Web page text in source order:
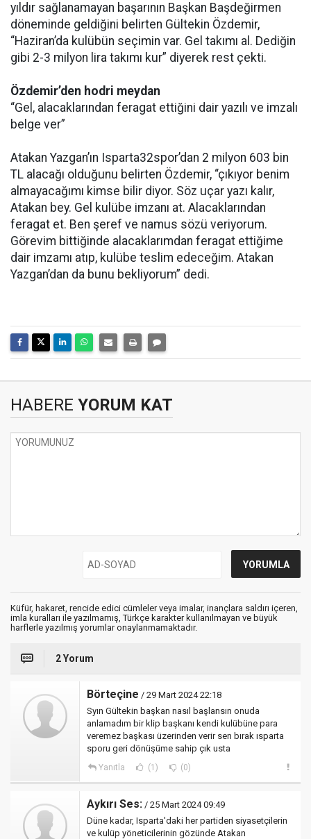
yıldır sağlanamayan başarının Başkan Başdeğirmen
döneminde geldiğini belirten Gültekin Özdemir,
“Haziran’da kulübün seçimin var. Gel takımı al. Dediğin
gibi 2-3 milyon lira takımı kur” diyerek rest çekti.
Özdemir’den hodri meydan
“Gel, alacaklarından feragat ettiğini dair yazılı ve imzalı
belge ver”
Atakan Yazgan’ın Isparta32spor’dan 2 milyon 603 bin
TL alacağı olduğunu belirten Özdemir, “çıkıyor benim
almayacağımı kimse bilir diyor. Söz uçar yazı kalır,
Atakan bey. Gel kulübe imzanı at. Alacaklarından
feragat et. Ben şeref ve namus sözü veriyorum.
Görevim bittiğinde alacaklarımdan feragat ettiğime
dair imzamı atıp, kulübe teslim edeceğim. Atakan
Yazgan’dan da bunu bekliyorum” dedi.
HABERE YORUM KAT
Küfür, hakaret, rencide edici cümleler veya imalar, inançlara saldırı içeren,
imla kuralları ile yazılmamış, Türkçe karakter kullanılmayan ve büyük
harflerle yazılmış yorumlar onaylanmamaktadır.
2 Yorum
Börteçine / 29 Mart 2024 22:18
Syın Gültekin başkan nasıl başlansın onuda
anlamadım bir klip başkanı kendi kulübüne para
veremez başkası üzerinden verir sen bırak ısparta
sporu geri dönüşüme sahip çık usta
Yanıtla (1) (0)
Aykırı Ses: / 25 Mart 2024 09:49
Düne kadar, Isparta'daki her partiden siyasetçilerin
ve kulüp yöneticilerinin gözünde Atakan